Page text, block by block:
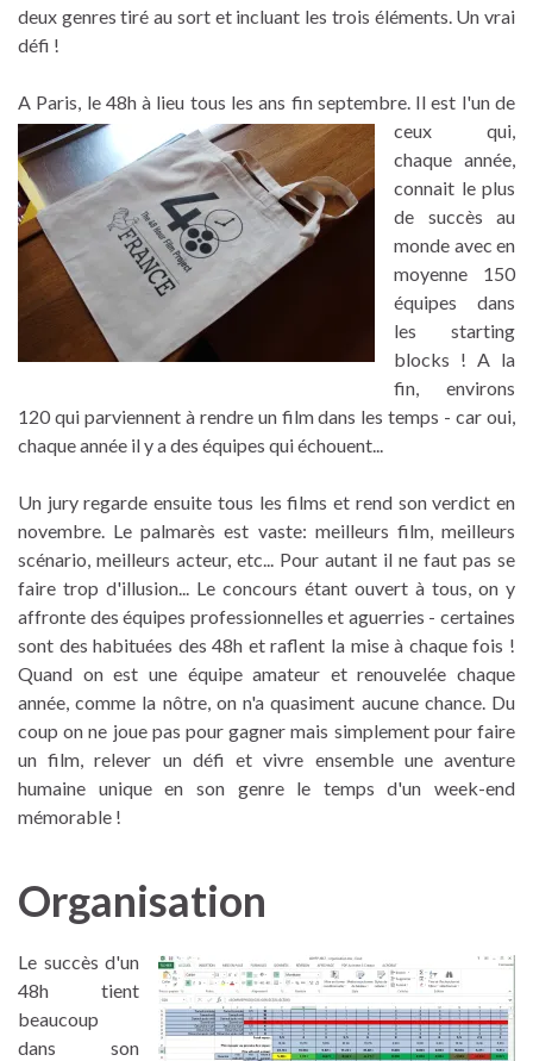
deux genres tiré au sort et incluant les trois éléments. Un vrai
défi !
A Paris, le 48h à lieu tous les ans fin septembre. Il est l'un de
ceux qui,
chaque année,
connait le plus
de succès au
monde avec en
moyenne 150
équipes dans
les starting
blocks ! A la
fin, environs
120 qui parviennent à rendre un film dans les temps - car oui,
chaque année il y a des équipes qui échouent...
Un jury regarde ensuite tous les films et rend son verdict en
novembre. Le palmarès est vaste: meilleurs film, meilleurs
scénario, meilleurs acteur, etc... Pour autant il ne faut pas se
faire trop d'illusion... Le concours étant ouvert à tous, on y
affronte des équipes professionnelles et aguerries - certaines
sont des habituées des 48h et raflent la mise à chaque fois !
Quand on est une équipe amateur et renouvelée chaque
année, comme la nôtre, on n'a quasiment aucune chance. Du
coup on ne joue pas pour gagner mais simplement pour faire
un film, relever un défi et vivre ensemble une aventure
humaine unique en son genre le temps d'un week-end
mémorable !
Organisation
Le succès d'un
48h tient
beaucoup
dans son